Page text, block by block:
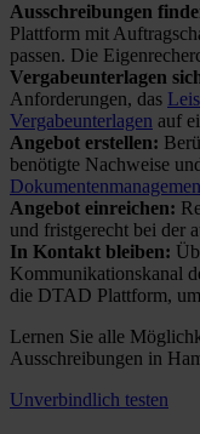
Ausschreibungen
Plattform mit
passen. Die
Vergabeunterlagen
Anforderungen, das
Vergabeunterlagen auf
Angebot erstellen:
benötigte Nachweise
Angebot einreichen:
und fristgerecht bei der
In Kontakt bleiben:
Kommunikationskanal
die DTAD Plattform,
Lernen Sie alle
Ausschreibungen in
Unverbindlich testen